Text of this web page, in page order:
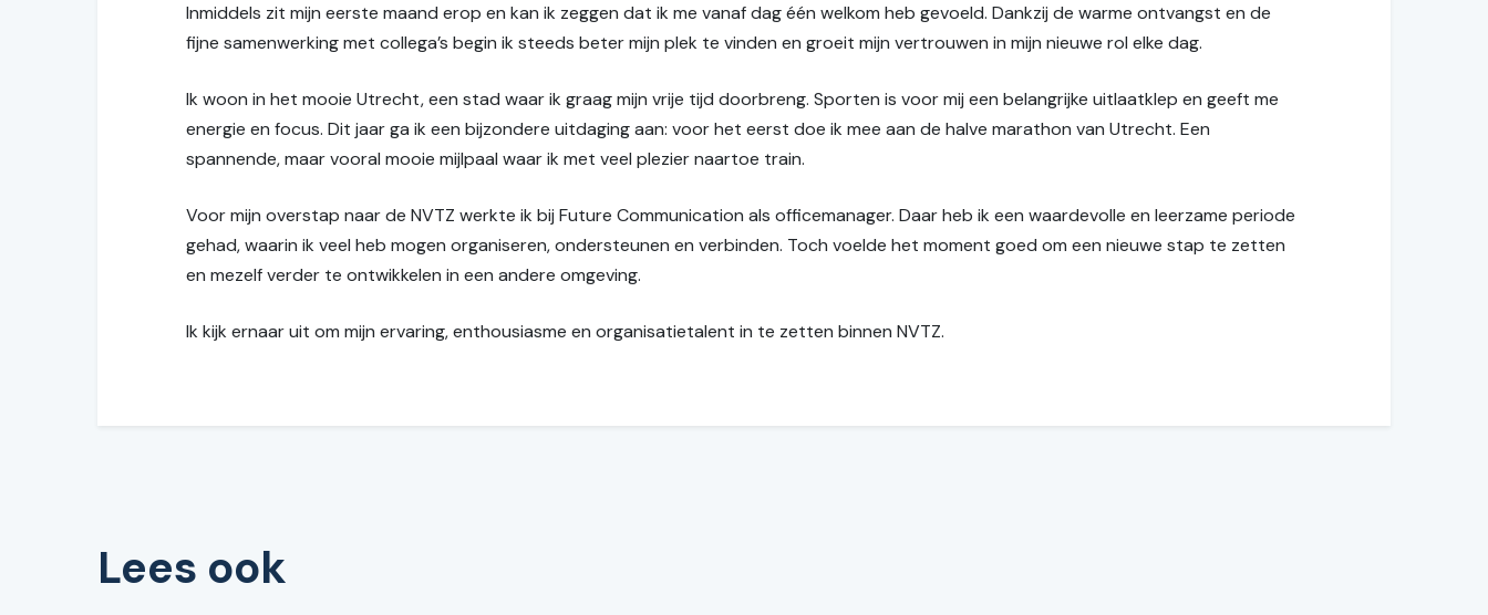
Inmiddels zit mijn eerste maand erop en kan ik zeggen dat ik me vanaf dag één welkom heb gevoeld. Dankzij de warme ontvangst en de
fijne samenwerking met collega’s begin ik steeds beter mijn plek te vinden en groeit mijn vertrouwen in mijn nieuwe rol elke dag.
Ik woon in het mooie Utrecht, een stad waar ik graag mijn vrije tijd doorbreng. Sporten is voor mij een belangrijke uitlaatklep en geeft me
energie en focus. Dit jaar ga ik een bijzondere uitdaging aan: voor het eerst doe ik mee aan de halve marathon van Utrecht. Een
spannende, maar vooral mooie mijlpaal waar ik met veel plezier naartoe train.
Voor mijn overstap naar de NVTZ werkte ik bij Future Communication als officemanager. Daar heb ik een waardevolle en leerzame periode
gehad, waarin ik veel heb mogen organiseren, ondersteunen en verbinden. Toch voelde het moment goed om een nieuwe stap te zetten
en mezelf verder te ontwikkelen in een andere omgeving.
Ik kijk ernaar uit om mijn ervaring, enthousiasme en organisatietalent in te zetten binnen NVTZ.
Lees ook